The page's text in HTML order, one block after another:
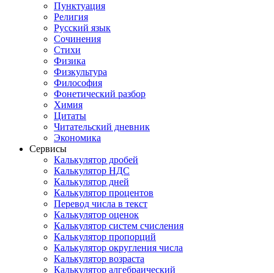
Пунктуация
Религия
Русский язык
Сочинения
Стихи
Физика
Физкультура
Философия
Фонетический разбор
Химия
Цитаты
Читательский дневник
Экономика
Сервисы
Калькулятор дробей
Калькулятор НДС
Калькулятор дней
Калькулятор процентов
Перевод числа в текст
Калькулятор оценок
Калькулятор систем счисления
Калькулятор пропорций
Калькулятор округления числа
Калькулятор возраста
Калькулятор алгебраический